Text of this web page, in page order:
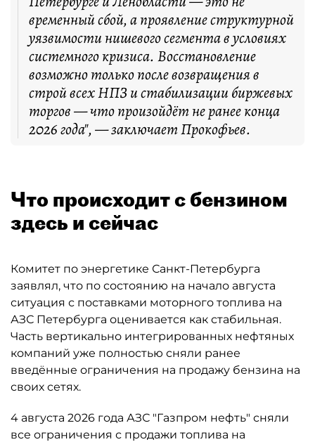
временный сбой, а проявление структурной
уязвимости нишевого сегмента в условиях
системного кризиса. Восстановление
возможно только после возвращения в
строй всех НПЗ и стабилизации биржевых
торгов — что произойдёт не ранее конца
2026 года", — заключает Прокофьев.
Что происходит с бензином
здесь и сейчас
Комитет по энергетике Санкт-Петербурга
заявлял, что по состоянию на начало августа
ситуация с поставками моторного топлива на
АЗС Петербурга оценивается как стабильная.
Часть вертикально интегрированных нефтяных
компаний уже полностью сняли ранее
введённые ограничения на продажу бензина на
своих сетях.
4 августа 2026 года АЗС "Газпром нефть" сняли
все ограничения с продажи топлива на